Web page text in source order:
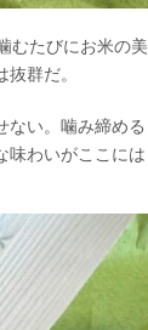
むたびにお米の美
群だ。
ない。噛み締める
味わいがここには